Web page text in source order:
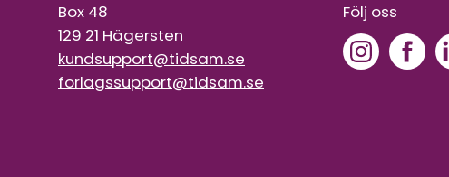
Box 48
129 21 Hägersten
kundsupport@tidsam.se
forlagssupport@tidsam.se
Följ oss